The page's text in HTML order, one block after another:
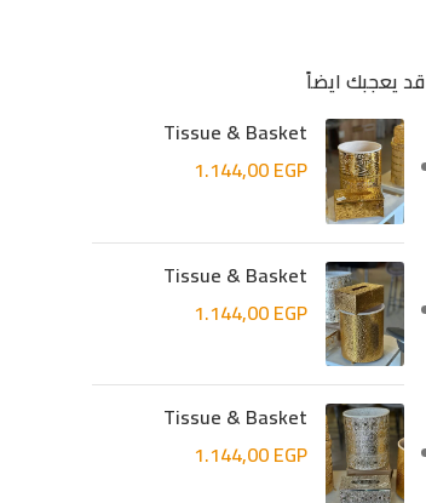
قد يعجبك ايضاً
Tissue & Basket
1.144,00EGP
Tissue & Basket
1.144,00EGP
Tissue & Basket
1.144,00EGP